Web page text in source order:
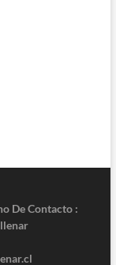
De Contacto :